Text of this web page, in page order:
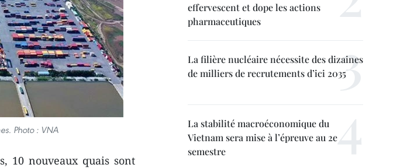
Photo : VNA
10 nouveaux quais sont
effervescent et dope les actions
pharmaceutiques
La filière nucléaire nécessite des dizaines
de milliers de recrutements d’ici 2035
La stabilité macroéconomique du
Vietnam sera mise à l’épreuve au 2e
semestre